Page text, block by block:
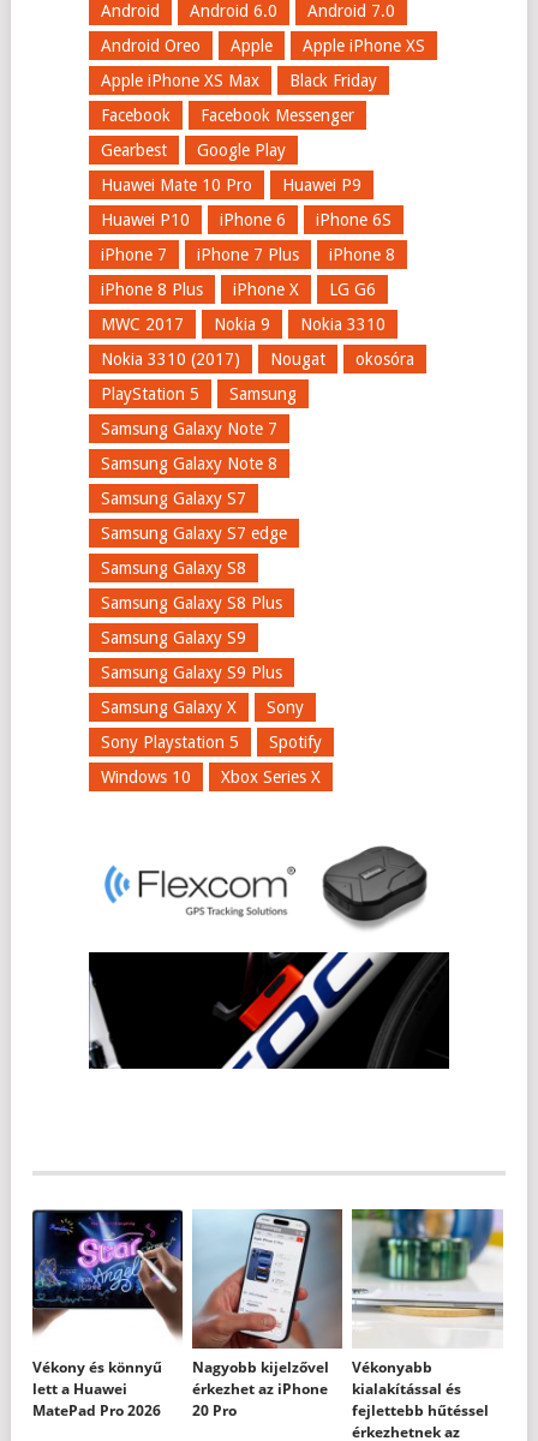
Android Android 6.0
Android 7.0
Android Oreo
Apple
Apple iPhone XS
Apple iPhone XS Max
Black Friday
Facebook
Facebook Messenger
Gearbest
Google Play
Huawei Mate 10 Pro
Huawei P9
Huawei P10
iPhone 6
iPhone 6S
iPhone 7
iPhone 7 Plus
iPhone 8
iPhone 8 Plus
iPhone X
LG G6
MWC 2017
Nokia 9
Nokia 3310
Nokia 3310 (2017)
Nougat
okosóra
PlayStation 5
Samsung
Samsung Galaxy Note 7
Samsung Galaxy Note 8
Samsung Galaxy S7
Samsung Galaxy S7 edge
Samsung Galaxy S8
Samsung Galaxy S8 Plus
Samsung Galaxy S9
Samsung Galaxy S9 Plus
Samsung Galaxy X
Sony
Sony Playstation 5
Spotify
Windows 10
Xbox Series X
Vékony és könnyű
lett a Huawei
MatePad Pro 2026
Nagyobb kijelzővel
érkezhet az iPhone
20 Pro
Vékonyabb
kialakítással és
fejlettebb hűtéssel
érkezhetnek az